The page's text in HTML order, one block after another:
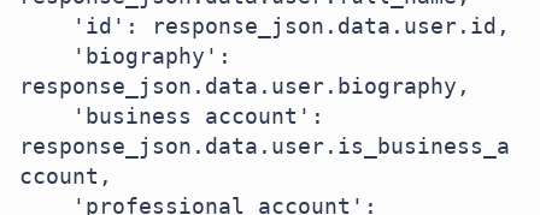
response_json.data.user.biography,
response_json.data.user.is_business_a
ccount,